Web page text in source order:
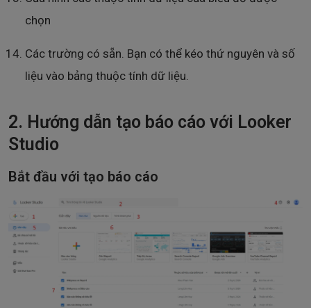
chọn
Các trường có sẵn. Bạn có thể kéo thứ nguyên và số
liệu vào bảng thuộc tính dữ liệu.
2. Hướng dẫn tạo báo cáo với Looker
Studio
Bắt đầu với tạo báo cáo